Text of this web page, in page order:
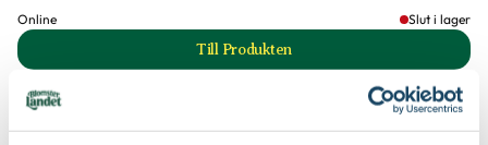
Online
Slut i lager
Till Produkten
till Medelhavsnäring produktsida